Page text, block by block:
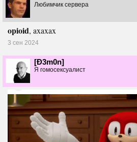
Любимчик сервера
opioid, axaxax
3 сен 2024
[Ð3m0n]
Я гомосексуалист